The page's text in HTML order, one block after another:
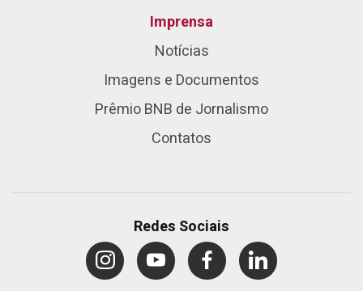
Imprensa
Notícias
Imagens e Documentos
Prêmio BNB de Jornalismo
Contatos
Redes Sociais